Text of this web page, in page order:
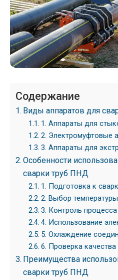
Содержание
Виды аппаратов для
1. Аппараты для
2. Электромуфтовые
3. Аппараты для
Особенности
сварки труб ПНД
1. Подготовка к
2. Выбор
3. Контроль
4. Использование
5. Охлаждение
6. Проверка
Преимущества
сварки труб ПНД